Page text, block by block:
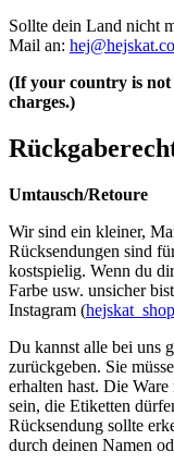
Sollte dein Land nicht
Mail an:
(If your country is not
charges.)
Umtausch/Retoure
Wir sind ein kleiner,
Rücksendungen sind
kostspielig. Wenn du
Farbe usw. unsicher
Instagram (hejskat_shop
Du kannst alle bei uns
zurückgeben. Sie
erhalten hast. Die
sein, die Etiketten
Rücksendung sollte
durch deinen Namen